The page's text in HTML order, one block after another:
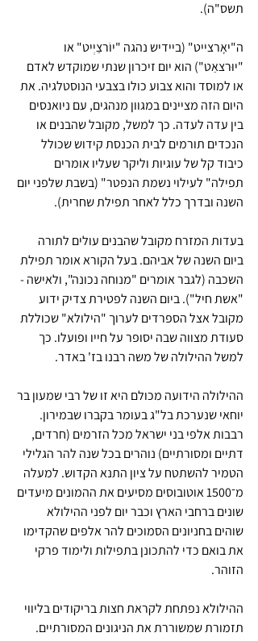
תשס"ה).
ה"יאָרצייט" (ביידיש נהגה "יוֹרצַיְיט" או
"יוּרצאַט") הוא יום זיכרון שנתי שמוקדש לאדם
או למוסד והוא צבוע כולו בצבעי הנוסטלגיה. את
היום הזה מציינים במגוון מנהגים, עם ניואנסים
בין עדה לעדה. כך למשל, מקובל שהבנים או
הנכדים תורמים לבית הכנסת קידוש שכולל
כיבוד קל של עוגיות וליקר שעליו אומרים
תפילה" לעילוי נשמת הנפטר" (בשבת שלפני יום
השנה ובדרך כלל לאחר תפילת שחרית).
בעדות המזרח מקובל שהבנים עולים לתורה
ביום השנה של אביהם. בעל הקורא אומר תפילת
השכבה (לגבר אומרים "מנוחה נכונה", ולאישה -
"אשת חיל"). ביום השנה לפטירת צדיק ידוע
מקובל אצל הספרדים לערוך "הילולא" שכוללת
סעודת מצווה שבה יסופר על חייו ופועלו. כך
למשל ההילולה של משה רבנו בז' באדר.
ההילולה הידועה מכולם היא זו של רבי שמעון בר
יוחאי שנערכת בל"ג בעומר בקברו שבמירון.
רבבות אלפי בני ישראל מכל הזרמים (חרדים,
דתיים ומסורתיים) נוהרים בכל שנה להר הגלילי
הטמיר להשתטח על ציון התנא הקדוש. למעלה
מ־1500 אוטובוסים מסיעים את ההמונים מיעדים
שונים ברחבי הארץ וכבר יום לפני ההילולא
שוהים בחניונים הסמוכים להר אלפים שהקדימו
את בואם כדי להתכונן בתפילות ולימוד פרקי
הזוהר.
ההילולא נפתחת לקראת חצות בריקודים בליווי
תזמורת שמשוררת את הניגונים המסורתיים.